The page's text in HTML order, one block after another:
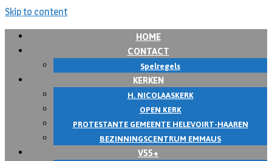
Skip to content
HOME
CONTACT
Spelregels
KERKEN
H. NICOLAASKERK
OPEN KERK
PROTESTANTE GEMEENTE HELEVOIRT-HAAREN
BEZINNINGSCENTRUM EMMAUS
V55+